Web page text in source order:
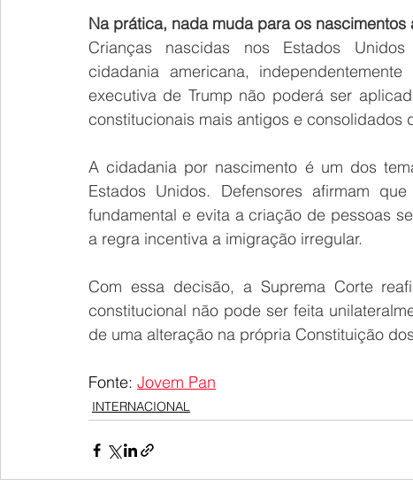
Na prática, nada muda para os nascimentos
Crianças nascidas nos Estados
cidadania americana,
executiva de Trump não poderá ser
constitucionais mais antigos e consolidados
A cidadania por nascimento é um dos
Estados Unidos. Defensores afirmam
fundamental e evita a criação de pessoas
a regra incentiva a imigração irregular.
Com essa decisão, a Suprema Corte
constitucional não pode ser feita
de uma alteração na própria Constituição
Fonte: Jovem Pan
INTERNACIONAL